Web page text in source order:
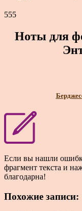
555
Ноты для
Если вы нашли
фрагмент текста и
благодарна!
Похожие записи: